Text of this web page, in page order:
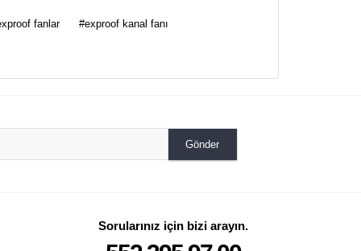
fanlar
#exproof kanal fanı
Gönder
Sorularınız için bizi arayın.